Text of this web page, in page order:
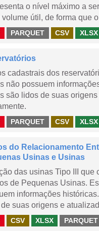
o nível máximo a
volume útil, de forma que
PARQUET CSV XLSX
cadastrais dos
não possuem
são lidos de suas
PARQUET CSV XLSX
do Relacionamento
Usinas e Usinas
das usinas Tipo III que
de Pequenas Usinas.
informações
de suas origens e
CSV XLSX PARQUET